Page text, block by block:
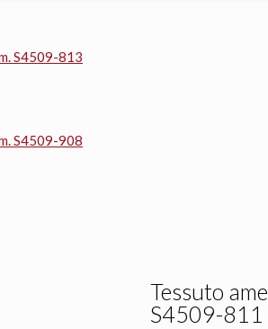
S4509-813
S4509-908
Tessuto
S4509-811